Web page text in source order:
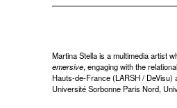
Martina Stella is a multimedia artist
emersive, engaging with the
Hauts-de-France (LARSH /
Université Sorbonne Paris Nord,